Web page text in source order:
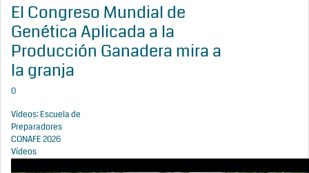
El Congreso Mundial de
Genética Aplicada a la
Producción Ganadera mira a
la granja
0
Vídeos: Escuela de
Preparadores
CONAFE 2026
Vídeos